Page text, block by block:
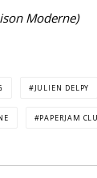
Moderne)
JULIEN DELPY
PAPERJAM